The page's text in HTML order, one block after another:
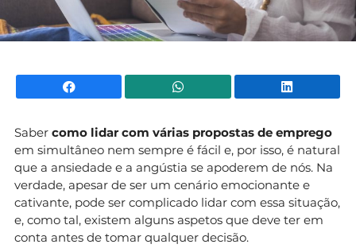
Facebook WhatsApp
Saber como lidar com várias propostas de emprego
em simultâneo nem sempre é fácil e, por isso, é natural
que a ansiedade e a angústia se apoderem de nós. Na
verdade, apesar de ser um cenário emocionante e
cativante, pode ser complicado lidar com essa situação,
e, como tal, existem alguns aspetos que deve ter em
conta antes de tomar qualquer decisão.